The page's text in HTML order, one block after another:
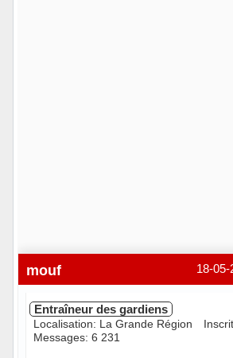
18-05-
mouf
Entraîneur des gardiens
Localisation: La Grande Région
Messages: 6 231